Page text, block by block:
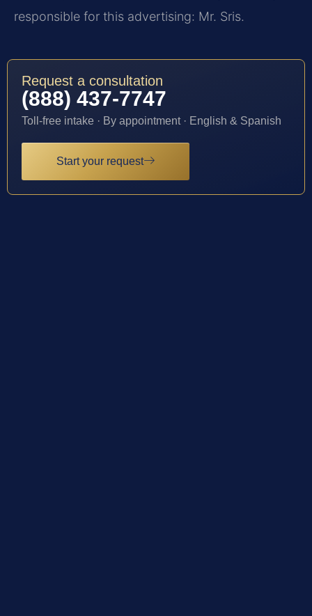
responsible for this advertising: Mr. Sris.
Request a consultation
(888) 437-7747
Toll-free intake · By appointment · English & Spanish
Start your request